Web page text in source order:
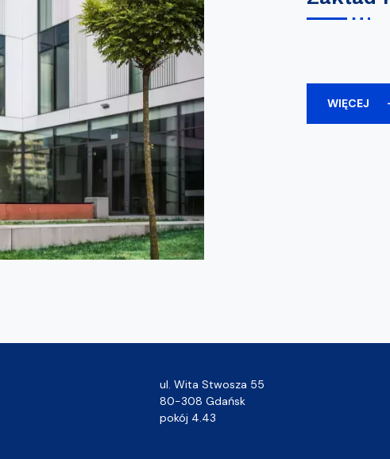
WIĘCEJ
ul. Wita Stwosza 55
80-308 Gdańsk
pokój 4.43